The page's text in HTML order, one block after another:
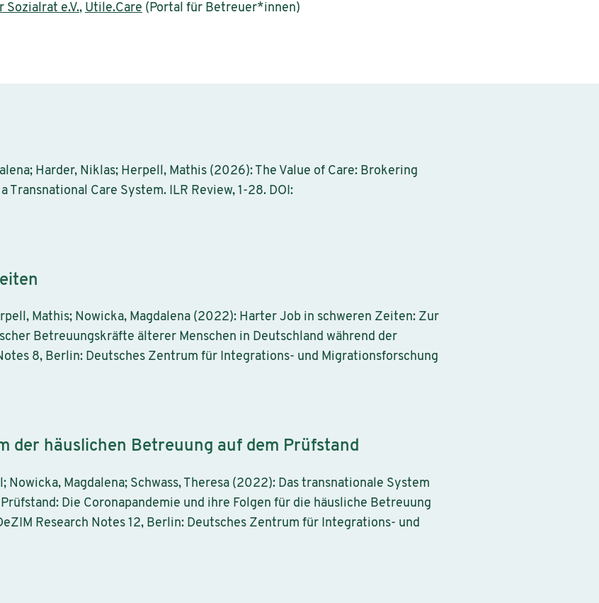
Sozialrat e.V., Utile.Care (Portal für Betreuer*innen)
Harder, Niklas; Herpell, Mathis (2026): The Value of Care: Brokering
Transnational Care System. ILR Review, 1-28. DOI:
Mathis; Nowicka, Magdalena (2022): Harter Job in schweren Zeiten: Zur
Betreuungskräfte älterer Menschen in Deutschland während der
8, Berlin: Deutsches Zentrum für Integrations- und Migrationsforschung
der häuslichen Betreuung auf dem Prüfstand
Nowicka, Magdalena; Schwass, Theresa (2022): Das transnationale System
Die Coronapandemie und ihre Folgen für die häusliche Betreuung
Research Notes 12, Berlin: Deutsches Zentrum für Integrations- und